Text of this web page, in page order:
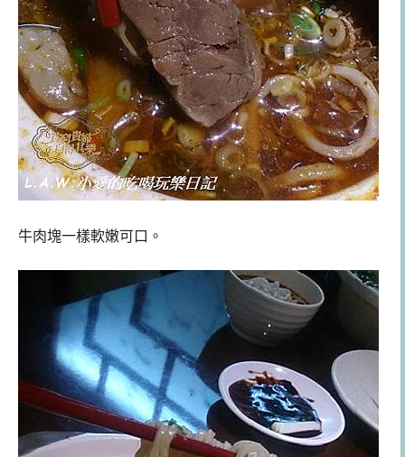
牛肉塊一樣軟嫩可口。